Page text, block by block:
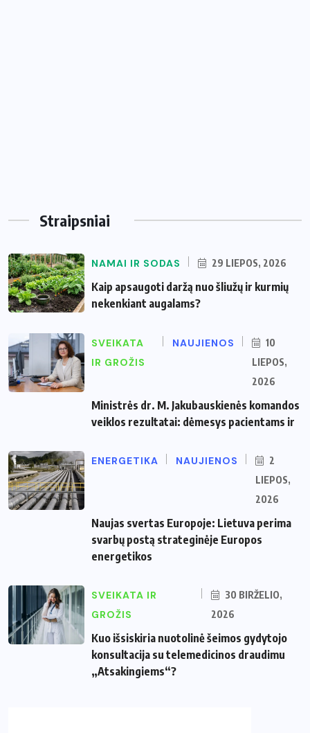
Straipsniai
NAMAI IR SODAS 29 LIEPOS, 2026
Kaip apsaugoti daržą nuo šliužų ir kurmių
nekenkiant augalams?
SVEIKATA
IR GROŽIS
NAUJIENOS
10
LIEPOS,
2026
Ministrės dr. M. Jakubauskienės komandos
veiklos rezultatai: dėmesys pacientams ir
ENERGETIKA NAUJIENOS
2
LIEPOS,
2026
Naujas svertas Europoje: Lietuva perima
svarbų postą strateginėje Europos
energetikos
SVEIKATA IR
GROŽIS
30 BIRŽELIO,
2026
Kuo išsiskiria nuotolinė šeimos gydytojo
konsultacija su telemedicinos draudimu
„Atsakingiems“?